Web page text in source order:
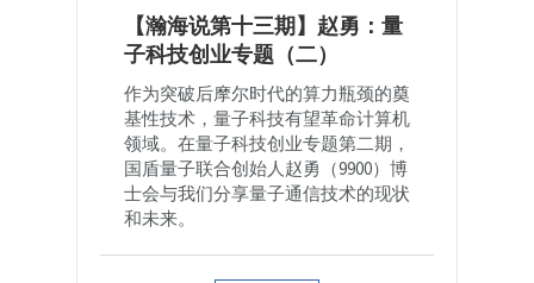
【瀚海说第十三期】赵勇：量
子科技创业专题（二）
作为突破后摩尔时代的算力瓶颈的奠
基性技术，量子科技有望革命计算机
领域。在量子科技创业专题第二期，
国盾量子联合创始人赵勇（9900）博
士会与我们分享量子通信技术的现状
和未来。